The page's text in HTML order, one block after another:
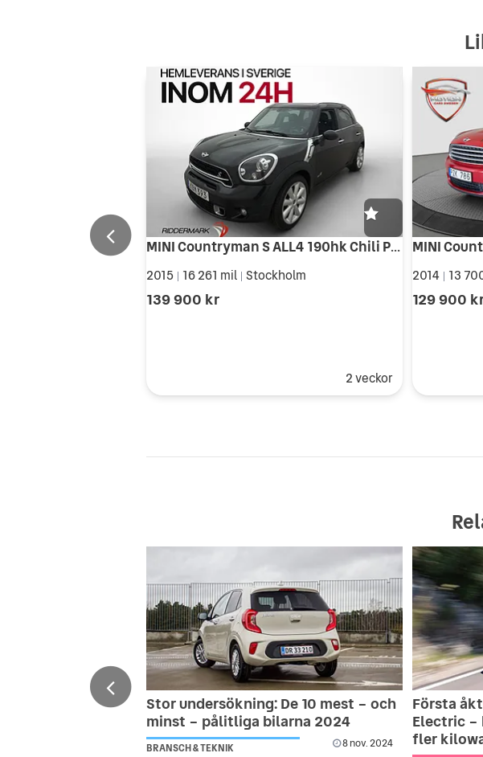
MINI Countryman S ALL4 190hk Chili Pano H/K Navi Skinn Drag
2015 16 261 mil Stockholm
139 900 kr
2 veckor
2014 | 13
129 900
Stor undersökning: De 10 mest – och
minst – pålitliga bilarna 2024
BRANSCH & TEKNIK 8 nov. 2024
Första
Electric –
fler